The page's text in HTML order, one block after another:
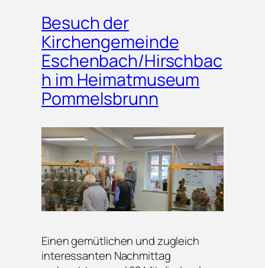
Besuch der
Kirchengemeinde
Eschenbach/Hirschbac
h im Heimatmuseum
Pommelsbrunn
Einen gemütlichen und zugleich
interessanten Nachmittag